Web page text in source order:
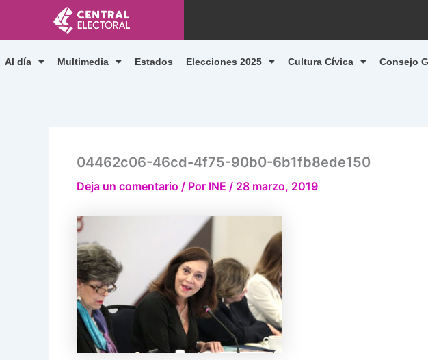
contenido
Al día Multimedia Estados Elecciones 2025 Cultura Cívica Consejo
04462c06-46cd-4f75-90b0-6b1fb8ede150
Deja un comentario / Por INE / 28 marzo, 2019